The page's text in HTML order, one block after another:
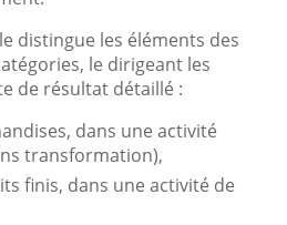
distingue les éléments des
le dirigeant les
de résultat détaillé :
dans une activité
transformation),
finis, dans une activité de